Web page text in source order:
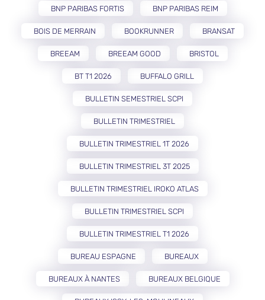
BNP PARIBAS FORTIS BNP PARIBAS REIM
BOIS DE MERRAIN BOOKRUNNER BRANSAT
BREEAM BREEAM GOOD BRISTOL
BT T1 2026 BUFFALO GRILL
BULLETIN SEMESTRIEL SCPI
BULLETIN TRIMESTRIEL
BULLETIN TRIMESTRIEL 1T 2026
BULLETIN TRIMESTRIEL 3T 2025
BULLETIN TRIMESTRIEL IROKO ATLAS
BULLETIN TRIMESTRIEL SCPI
BULLETIN TRIMESTRIEL T1 2026
BUREAU ESPAGNE BUREAUX
BUREAUX À NANTES BUREAUX BELGIQUE